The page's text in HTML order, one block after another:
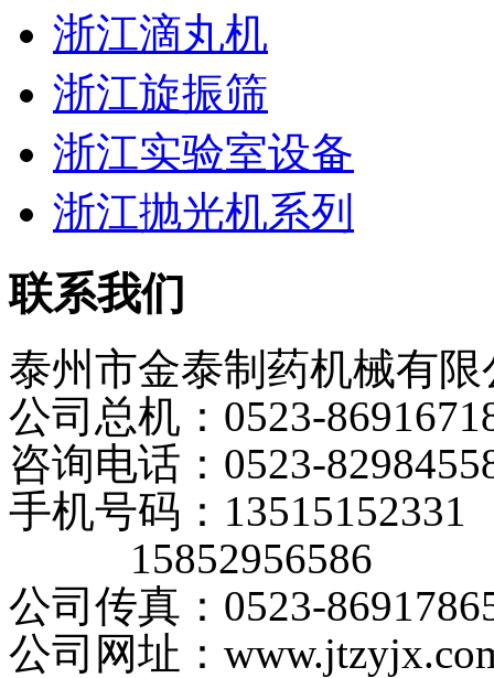
浙江滴丸机
浙江旋振筛
浙江实验室设备
浙江抛光机系列
联系我们
泰州市金泰制药机械有限
公司总机：0523-
咨询电话：0523-
手机号码：13515152331
15852956586
公司传真：0523-
公司网址：